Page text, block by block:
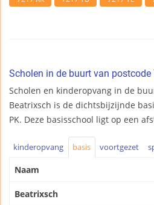
Scholen in de buurt van postcode
Scholen en kinderopvang in de
Beatrixsch is de dichtsbijzijnde
PK. Deze basisschool ligt op een
kinderopvang basis voortgezet
Naam
Beatrixsch